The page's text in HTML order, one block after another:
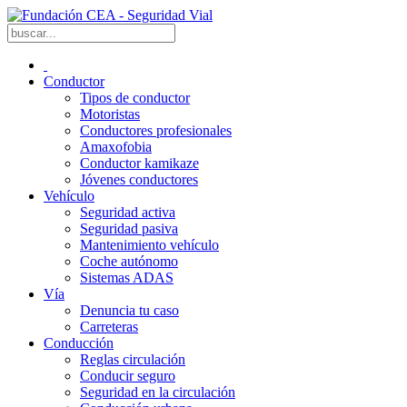
Conductor
Tipos de conductor
Motoristas
Conductores profesionales
Amaxofobia
Conductor kamikaze
Jóvenes conductores
Vehículo
Seguridad activa
Seguridad pasiva
Mantenimiento vehículo
Coche autónomo
Sistemas ADAS
Vía
Denuncia tu caso
Carreteras
Conducción
Reglas circulación
Conducir seguro
Seguridad en la circulación